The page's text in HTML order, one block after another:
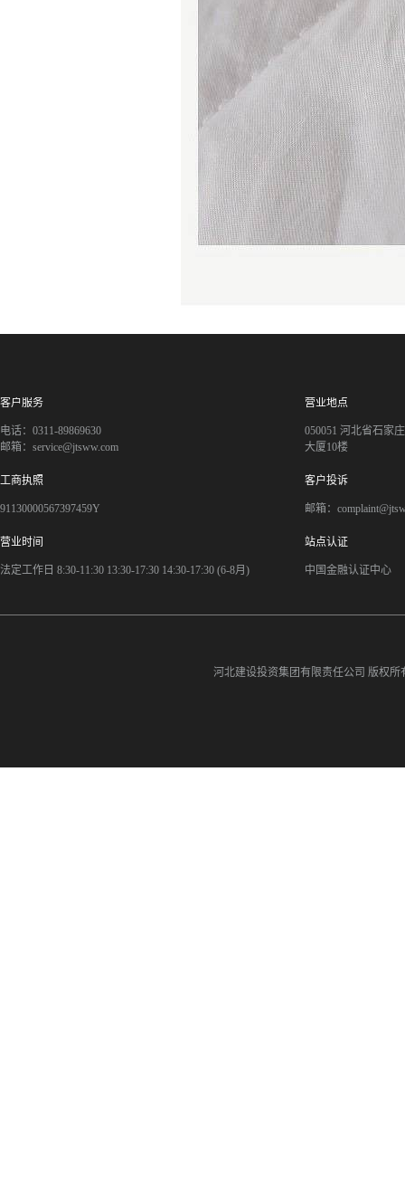
客户服务
电话：0311-89869630
邮箱：service@jtsww.com
营业地点
050051 河北省石家
大厦10楼
工商执照
91130000567397459Y
客户投诉
邮箱：
营业时间
法定工作日 8:30-11:30 13:30-17:30 14:30-17:30 (6-8月)
站点认证
中国金融认证中心
河北建设投资集团有限责任公司 版权所